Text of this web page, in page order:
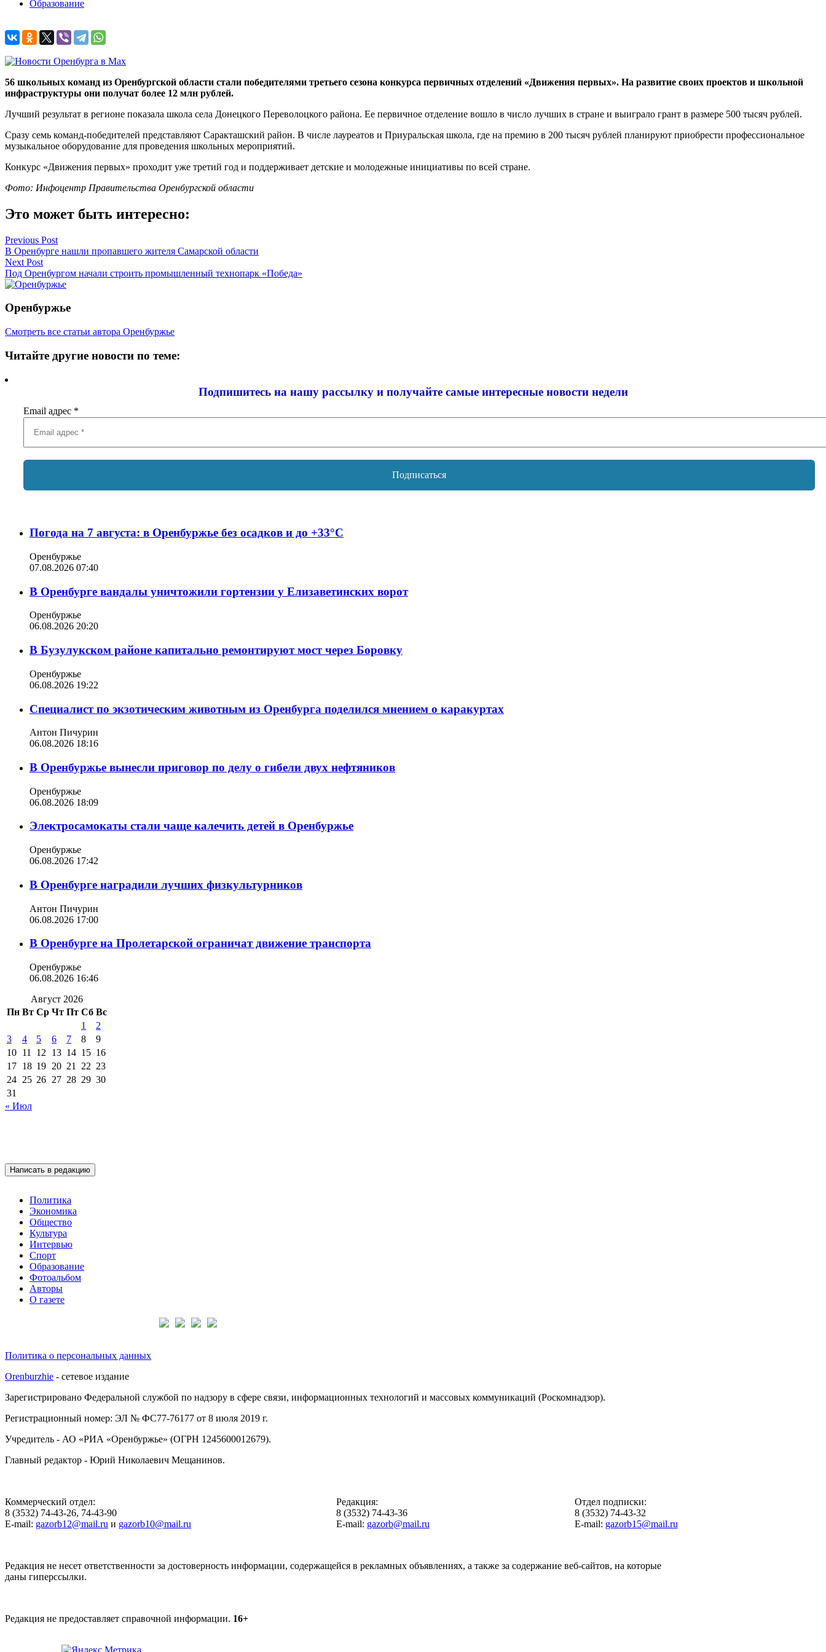
Образование
56 школьных команд из Оренбургской области стали победителями третьего сезона конкурса первичных отделений «Движения первых». На развитие своих проектов и школьной
инфраструктуры они получат более 12 млн рублей.
Лучший результат в регионе показала школа села Донецкого Переволоцкого района. Ее первичное отделение вошло в число лучших в стране и выиграло грант в размере 500 тысяч рублей.
Сразу семь команд-победителей представляют Саракташский район. В числе лауреатов и Приуральская школа, где на премию в 200 тысяч рублей планируют приобрести профессиональное
музыкальное оборудование для проведения школьных мероприятий.
Конкурс «Движения первых» проходит уже третий год и поддерживает детские и молодежные инициативы по всей стране.
Фото: Инфоцентр Правительства Оренбургской области
Это может быть интересно:
Навигация
по
записям
Previous Post
В Оренбурге нашли пропавшего жителя Самарской области
Next Post
Под Оренбургом начали строить промышленный технопарк «Победа»
Оренбуржье
Смотреть все статьи автора Оренбуржье
Читайте другие новости по теме:
Подпишитесь на нашу рассылку и получайте самые интересные новости недели
Email адрес *
Погода на 7 августа: в Оренбуржье без осадков и до +33°C
Оренбуржье
07.08.2026 07:40
В Оренбурге вандалы уничтожили гортензии у Елизаветинских ворот
Оренбуржье
06.08.2026 20:20
В Бузулукском районе капитально ремонтируют мост через Боровку
Оренбуржье
06.08.2026 19:22
Специалист по экзотическим животным из Оренбурга поделился мнением о каракуртах
Антон Пичурин
06.08.2026 18:16
В Оренбуржье вынесли приговор по делу о гибели двух нефтяников
Оренбуржье
06.08.2026 18:09
Электросамокаты стали чаще калечить детей в Оренбуржье
Оренбуржье
06.08.2026 17:42
В Оренбурге наградили лучших физкультурников
Антон Пичурин
06.08.2026 17:00
В Оренбурге на Пролетарской ограничат движение транспорта
Оренбуржье
06.08.2026 16:46
Август 2026
Пн Вт Ср Чт Пт Сб Вс
1
2
3
4 5 6 7 8
9
10 11 12 13 14 15 16
17 18 19 20 21 22 23
24 25 26 27 28 29 30
31
« Июл
Написать в редакцию
Политика
Экономика
Общество
Культура
Интервью
Спорт
Образование
Фотоальбом
Авторы
О газете
Политика о персональных данных
Orenburzhie - сетевое издание
Зарегистрировано Федеральной службой по надзору в сфере связи, информационных технологий и массовых коммуникаций (Роскомнадзор).
Регистрационный номер: ЭЛ № ФС77-76177 от 8 июля 2019 г.
Учредитель - АО «РИА «Оренбуржье» (ОГРН 1245600012679).
Главный редактор - Юрий Николаевич Мещанинов.
Коммерческий отдел:
8 (3532) 74-43-26, 74-43-90
E-mail: gazorb12@mail.ru и gazorb10@mail.ru
Редакция:
8 (3532) 74-43-36
E-mail: gazorb@mail.ru
Отдел подписки:
8 (3532) 74-43-32
E-mail: gazorb15@mail.ru
Редакция не несет ответственности за достоверность информации, содержащейся в рекламных объявлениях, а также за содержание веб-сайтов, на которые
даны гиперссылки.
Редакция не предоставляет справочной информации. 16+